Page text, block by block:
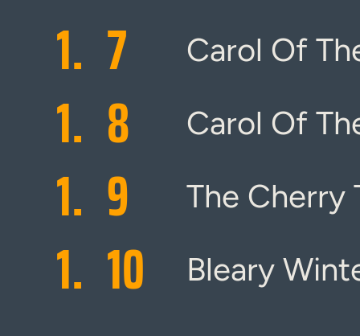
1. 7 Carol Of
1. 8 Carol Of
1. 9 The Cherry
1. 10 Bleary